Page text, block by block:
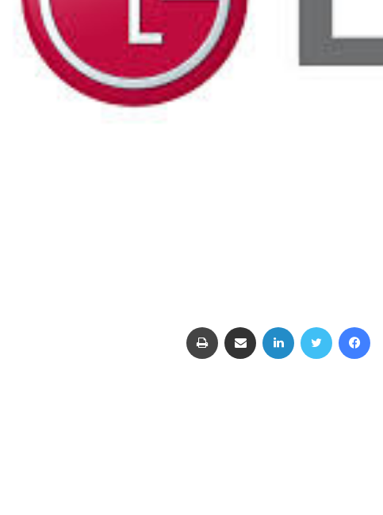
فيسبوك تويتر لينكدإن مشاركة عبر البريد